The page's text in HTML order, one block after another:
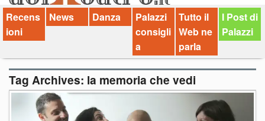
Video
Chi siamo
Contatti
dT in English
Recens
ioni
News Danza
Palazzi
consigli
a
Tutto il
Web ne
parla
I Post di
Palazzi
Tag Archives: la memoria che vedi